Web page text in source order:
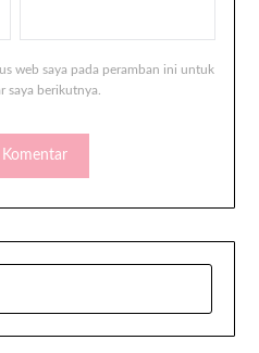
web saya pada peramban ini untuk
saya berikutnya.